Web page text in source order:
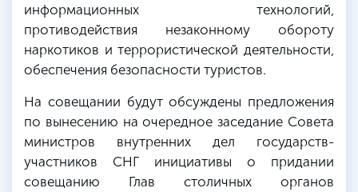
информационных технологий,
противодействия незаконному обороту
наркотиков и террористической деятельности,
обеспечения безопасности туристов.
На совещании будут обсуждены предложения
по вынесению на очередное заседание Совета
министров внутренних дел государств-
участников СНГ инициативы о придании
совещанию Глав столичных органов